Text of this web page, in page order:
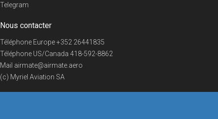
Telegram
Nous contacter
Téléphone Europe+352 26441835
Téléphone US/Canada 418-592-8862
Mail airmate@airmate.aero
(c) Myriel Aviation SA